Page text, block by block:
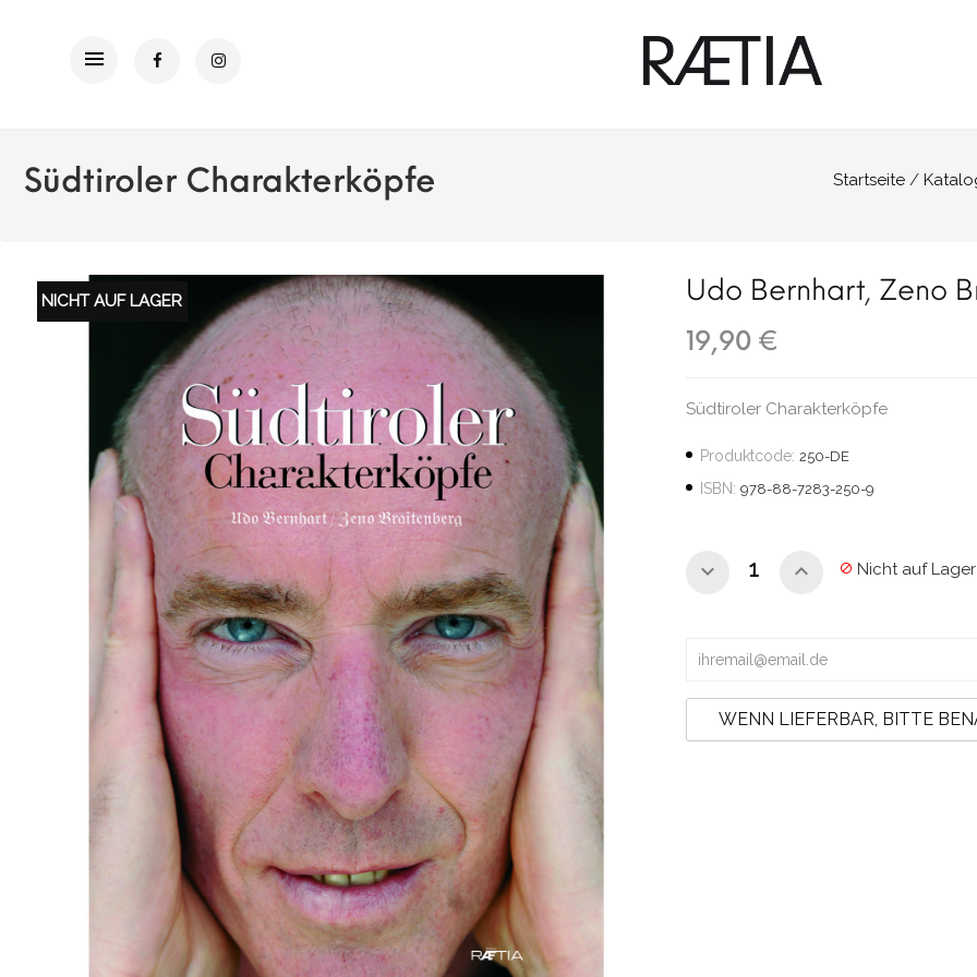
Südtiroler Charakterköpfe Startseite
NICHT AUF LAGER Udo Bernhart, Zeno
19,90 €
Südtiroler Charakterköpfe
Produktcode: 250-DE
ISBN: 978-88-7283-250-9
 Nicht auf Lager
WENN LIEFERBAR, BITTE